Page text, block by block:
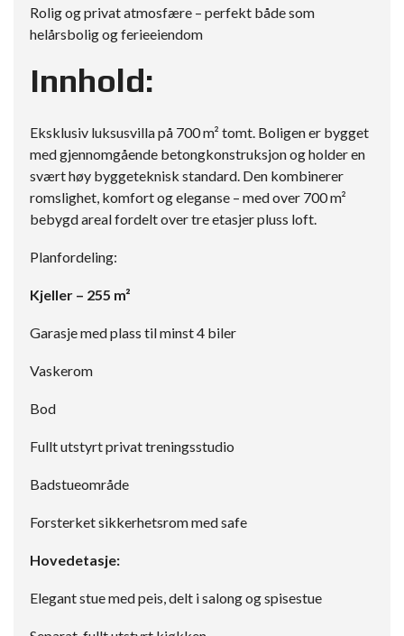
Rolig og privat atmosfære – perfekt både som
helårsbolig og ferieeiendom
Innhold:
Eksklusiv luksusvilla på 700 m² tomt. Boligen er bygget
med gjennomgående betongkonstruksjon og holder en
svært høy byggeteknisk standard. Den kombinerer
romslighet, komfort og eleganse – med over 700 m²
bebygd areal fordelt over tre etasjer pluss loft.
Planfordeling:
Kjeller – 255 m²
Garasje med plass til minst 4 biler
Vaskerom
Bod
Fullt utstyrt privat treningsstudio
Badstueområde
Forsterket sikkerhetsrom med safe
Hovedetasje:
Elegant stue med peis, delt i salong og spisestue